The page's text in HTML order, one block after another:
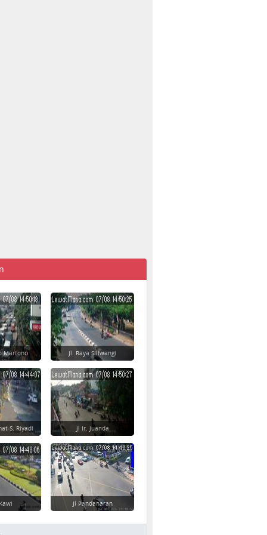
Martono Jl. Raya Siliwangi
S. Riyadi Jl Ir. Juanda
Jl Pandanaran